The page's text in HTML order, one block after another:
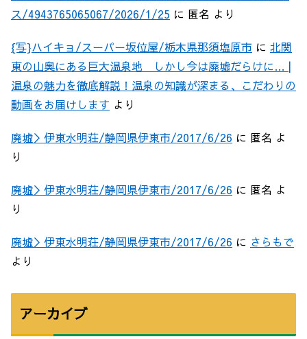
ス/4943765065067/2026/1/25 に 匿名 より
{写}ハイキョ/スーパー坂位屋/栃木県那須塩原市 に 北関
東の山奥にある巨大温泉地 しかし今は廃墟だらけに… |
温泉の魅力を徹底解説！温泉の知識が深まる、こだわりの
動画をお届けします より
廃墟＞伊東水明荘/静岡県伊東市/2017/6/26 に 匿名 よ
り
廃墟＞伊東水明荘/静岡県伊東市/2017/6/26 に 匿名 よ
り
廃墟＞伊東水明荘/静岡県伊東市/2017/6/26 に さらもで
より
アーカイブ